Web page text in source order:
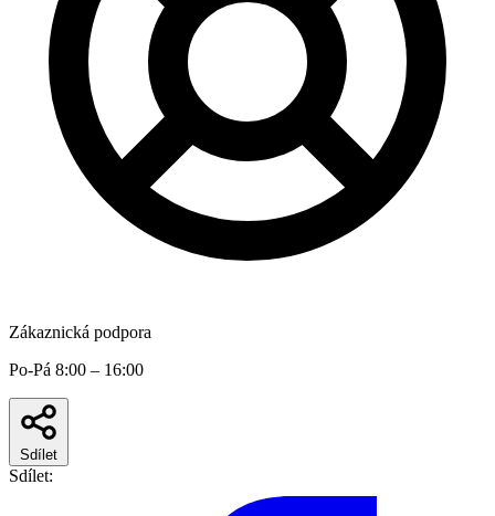
Zákaznická podpora
Po-Pá 8:00 – 16:00
Sdílet
Sdílet: